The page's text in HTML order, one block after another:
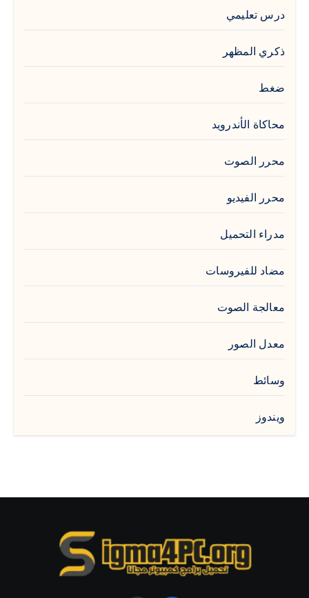
درس تعليمي
ذكري المظهر
ضغط
محاكاة الأندرويد
محرر الصوت
محرر الفيديو
مدراء التحميل
مضاد للفيروسات
معالجة الصوت
معدل الصور
وسائط
ويندوز